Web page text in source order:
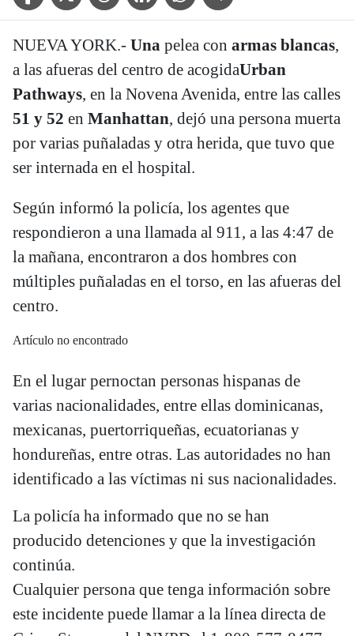
NUEVA YORK.- Una pelea con armas blancas,
a las afueras del centro de acogidaUrban
Pathways, en la Novena Avenida, entre las calles
51 y 52 en Manhattan, dejó una persona muerta
por varias puñaladas y otra herida, que tuvo que
ser internada en el hospital.
Según informó la policía, los agentes que
respondieron a una llamada al 911, a las 4:47 de
la mañana, encontraron a dos hombres con
múltiples puñaladas en el torso, en las afueras del
centro.
Artículo no encontrado
En el lugar pernoctan personas hispanas de
varias nacionalidades, entre ellas dominicanas,
mexicanas, puertorriqueñas, ecuatorianas y
hondureñas, entre otras. Las autoridades no han
identificado a las víctimas ni sus nacionalidades.
La policía ha informado que no se han
producido detenciones y que la investigación
continúa.
Cualquier persona que tenga información sobre
este incidente puede llamar a la línea directa de